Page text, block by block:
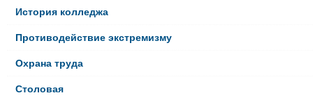
История колледжа
Противодействие экстремизму
Охрана труда
Столовая